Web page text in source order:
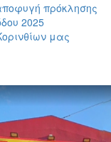
πρόκλησης
2025
μας